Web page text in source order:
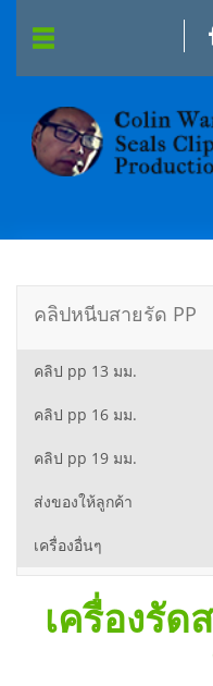
คลิปหนีบสายรัด PP
คลิป pp 13 มม.
คลิป pp 16 มม.
คลิป pp 19 มม.
ส่งของให้ลูกค้า
เครื่องอื่นๆ
เครื่องรัด